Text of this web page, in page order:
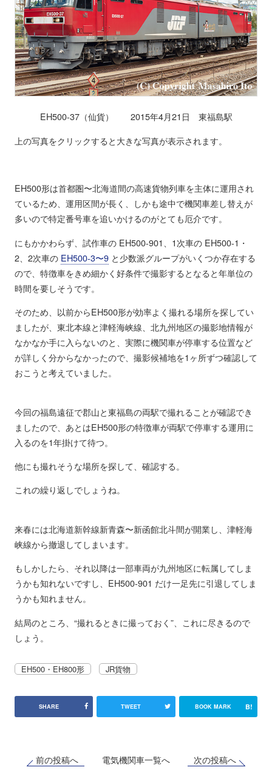
EH500-37（仙貨） 2015年4月21日 東福島駅
上の写真をクリックすると大きな写真が表示されます。
EH500形は首都圏〜北海道間の高速貨物列車を主体に運用され
ているため、運用区間が長く、しかも途中で機関車差し替えが
多いので特定番号車を追いかけるのがとても厄介です。
にもかかわらず、試作車の EH500-901、1次車の EH500-1・
2、2次車の EH500-3〜9と少数派グループがいくつか存在する
ので、特徴車をきめ細かく好条件で撮影するとなると年単位の
時間を要しそうです。
そのため、以前からEH500形が効率よく撮れる場所を探してい
ましたが、東北本線と津軽海峡線、北九州地区の撮影地情報が
なかなか手に入らないのと、実際に機関車が停車する位置など
が詳しく分からなかったので、撮影候補地を1ヶ所ずつ確認して
おこうと考えていました。
今回の福島遠征で郡山と東福島の両駅で撮れることが確認でき
ましたので、あとはEH500形の特徴車が両駅で停車する運用に
入るのを1年掛けて待つ。
他にも撮れそうな場所を探して、確認する。
これの繰り返しでしょうね。
来春には北海道新幹線新青森〜新函館北斗間が開業し、津軽海
峡線から撤退してしまいます。
もしかしたら、それ以降は一部車両が九州地区に転属してしま
うかも知れないですし、EH500-901 だけ一足先に引退してしま
うかも知れません。
結局のところ、“撮れるときに撮っておく”、これに尽きるので
しょう。
EH500・EH800形 JR貨物
SHARE TWEET BOOK MARK B!
前の投稿へ 電気機関車一覧へ 次の投稿へ